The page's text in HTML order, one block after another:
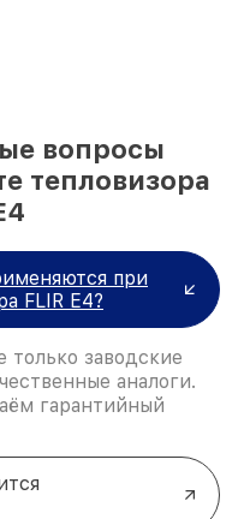
вопросы
тепловизора
при
FLIR E4?
заводские
аналоги.
гарантийный